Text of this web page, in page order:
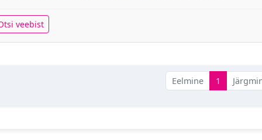
veebist
Eelmine 1